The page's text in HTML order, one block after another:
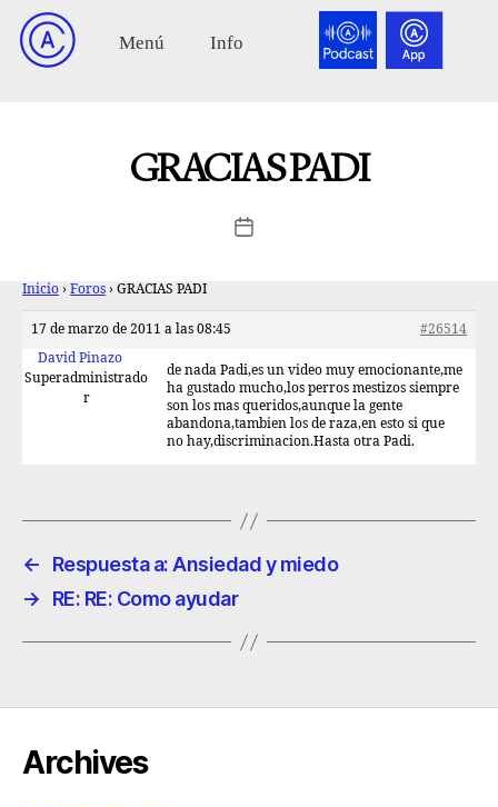
GRACIAS PADI
Inicio › Foros › GRACIAS PADI
17 de marzo de 2011 a las 08:45
#26514
David Pinazo
Superadministrado
r
de nada Padi,es un video muy emocionante,me
ha gustado mucho,los perros mestizos siempre
son los mas queridos,aunque la gente
abandona,tambien los de raza,en esto si que
no hay,discriminacion.Hasta otra Padi.
←
Respuesta a: Ansiedad y miedo
→
RE: RE: Como ayudar
Archives